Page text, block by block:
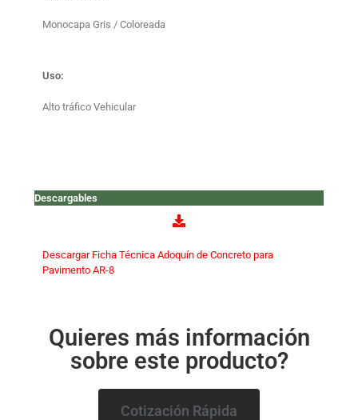
Monocapa Gris / Coloreada
Uso:
Alto tráfico Vehicular
Descargables
Descargar Ficha Técnica Adoquín de Concreto para
Pavimento AR-8
Quieres más información
sobre este producto?
Cotización Rápida